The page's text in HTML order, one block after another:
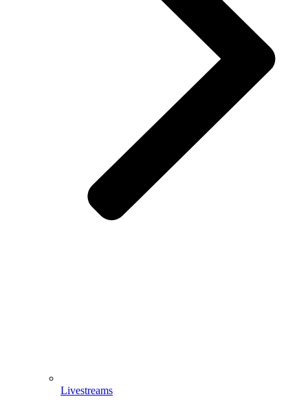
Livestreams